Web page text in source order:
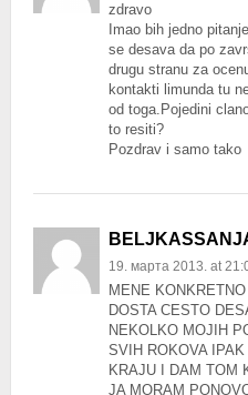
zdravo
Imao bih jedno
se desava da po
drugu stranu za
kontakti limunda tu
od toga.Pojedini
to resiti?
Pozdrav i samo tako
19. марта 2013. at
MENE
DOSTA CESTO
NEKOLKO MOJIH
SVIH ROKOVA
KRAJU I DAM TOM
JA MORAM